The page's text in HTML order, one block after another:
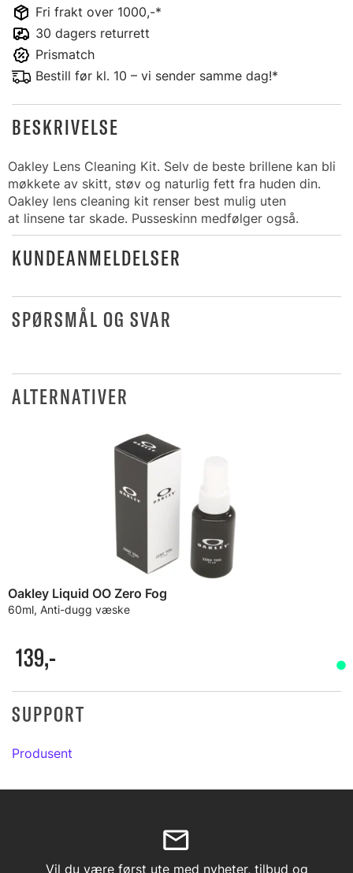
Fri frakt over 1000,-*
30 dagers returrett
Prismatch
Bestill før kl. 10 – vi sender samme dag!*
BESKRIVELSE
Oakley Lens Cleaning Kit. Selv de beste brillene kan bli
møkkete av skitt, støv og naturlig fett fra huden din.
Oakley lens cleaning kit renser best mulig uten
at linsene tar skade. Pusseskinn medfølger også.
KUNDEANMELDELSER
SPØRSMÅL OG SVAR
ALTERNATIVER
Oakley Liquid OO Zero Fog
60ml, Anti-dugg væske
139,-
SUPPORT
Produsent
Vil du være først ute med nyheter, tilbud og